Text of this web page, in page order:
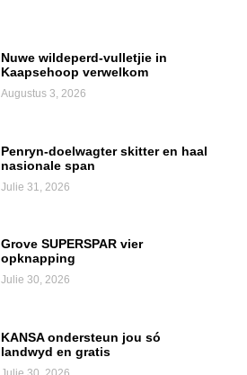
Nuwe wildeperd-vulletjie in
Kaapsehoop verwelkom
Augustus 3, 2026
Penryn-doelwagter skitter en haal
nasionale span
Julie 31, 2026
Grove SUPERSPAR vier
opknapping
Julie 30, 2026
KANSA ondersteun jou só
landwyd en gratis